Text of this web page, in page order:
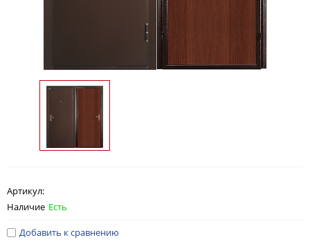
Артикул:
Наличие Есть
Добавить к сравнению